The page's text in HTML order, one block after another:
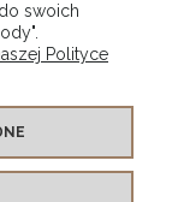
swoich
Polityce